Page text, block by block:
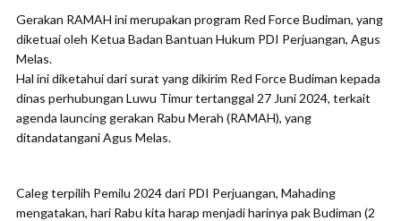
Gerakan RAMAH ini merupakan program Red Force Budiman, yang
diketuai oleh Ketua Badan Bantuan Hukum PDI Perjuangan, Agus
Melas.
Hal ini diketahui dari surat yang dikirim Red Force Budiman kepada
dinas perhubungan Luwu Timur tertanggal 27 Juni 2024, terkait
agenda launcing gerakan Rabu Merah (RAMAH), yang
ditandatangani Agus Melas.
Caleg terpilih Pemilu 2024 dari PDI Perjuangan, Mahading
mengatakan, hari Rabu kita harap menjadi harinya pak Budiman (2